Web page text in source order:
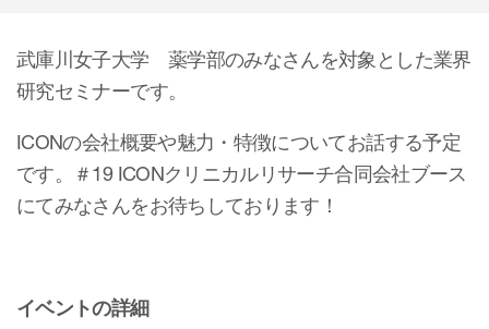
新卒採用
Meet ICON members
ICON （英語サイト）
へのお問い合わせ
武庫川女子大学 薬学部のみなさんを対象とした業界
研究セミナーです。
ICONの会社概要や魅力・特徴についてお話する予定
です。＃19 ICONクリニカルリサーチ合同会社ブース
にてみなさんをお待ちしております！
イベントの詳細